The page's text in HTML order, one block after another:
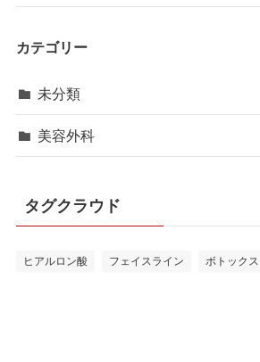
カテゴリー
未分類
美容外科
タグクラウド
ヒアルロン酸 フェイスライン ボトックス